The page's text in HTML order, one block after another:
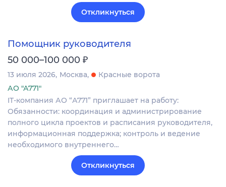
Откликнуться
Помощник руководителя
50 000–100 000 ₽
13 июля 2026 Москва
Красные ворота
АО "А771"
IT-компания АО “А771” приглашает на работу:
Обязанности: координация и администрирование
полного цикла проектов и расписания руководителя,
информационная поддержка; контроль и ведение
необходимого внутреннего…
Откликнуться